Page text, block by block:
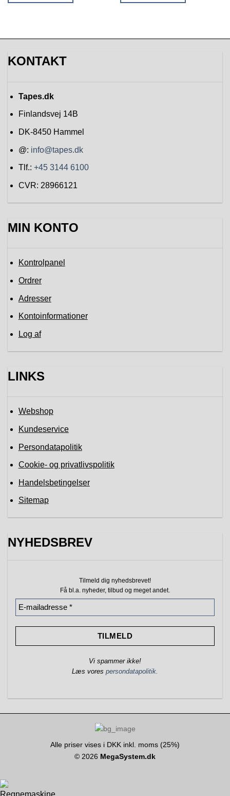
KONTAKT
Tapes.dk
Finlandsvej 14B
DK-8450 Hammel
@: info@tapes.dk
Tlf.: +45 3144 6100
CVR: 28966121
MIN KONTO
Kontrolpanel
Ordrer
Adresser
Kontoinformationer
Log af
LINKS
Webshop
Kundeservice
Persondatapolitik
Cookie- og privatlivspolitik
Handelsbetingelser
Sitemap
NYHEDSBREV
Tilmeld dig nyhedsbrevet!
Få bl.a. nyheder, tilbud og meget andet.
Vi spammer ikke!
Læs vores persondatapolitik.
Alle priser vises i DKK inkl. moms (25%)
© 2026 MegaSystem.dk